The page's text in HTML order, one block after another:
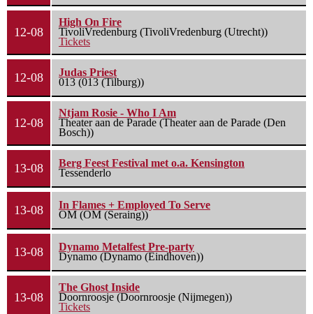
12-08
High On Fire
TivoliVredenburg (TivoliVredenburg (Utrecht))
Tickets
12-08
Judas Priest
013 (013 (Tilburg))
12-08
Ntjam Rosie - Who I Am
Theater aan de Parade (Theater aan de Parade (Den
Bosch))
13-08
Berg Feest Festival met o.a. Kensington
Tessenderlo
13-08
In Flames + Employed To Serve
OM (OM (Seraing))
13-08
Dynamo Metalfest Pre-party
Dynamo (Dynamo (Eindhoven))
13-08
The Ghost Inside
Doornroosje (Doornroosje (Nijmegen))
Tickets